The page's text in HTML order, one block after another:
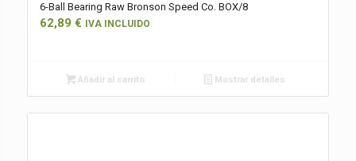
6-Ball Bearing Raw Bronson Speed Co. BOX/8
62,89 € IVA INCLUIDO
Añadir al carrito Mostrar detalles